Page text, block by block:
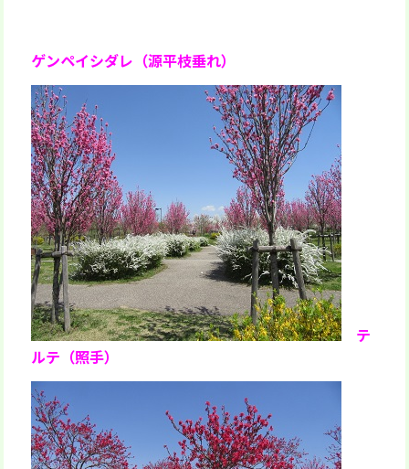
ゲンペイシダレ（源平枝垂れ）
テ
ルテ （照手）